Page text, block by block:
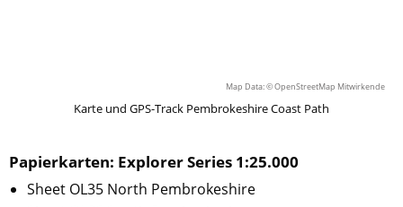
Karte und GPS-Track Pembrokeshire Coast Path
Map Data: ©OpenStreetMap Mitwirkende
Papierkarten: Explorer Series 1:25.000
Sheet OL35 North Pembrokeshire